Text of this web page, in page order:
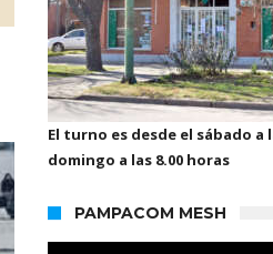
El turno es desde el sábado a
domingo a las 8.00 horas
PAMPACOM MESH